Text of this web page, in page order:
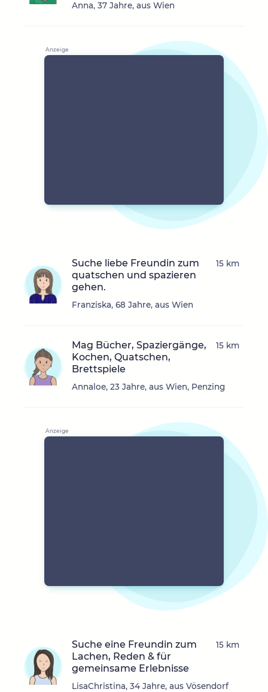
Anna, 37 Jahre, aus Wien
Suche liebe Freundin zum
quatschen und spazieren
gehen.
Franziska, 68 Jahre, aus Wien
15 km
Mag Bücher, Spaziergänge,
Kochen, Quatschen,
Brettspiele
Annaloe, 23 Jahre, aus Wien, Penzing
15 km
Suche eine Freundin zum
Lachen, Reden & für
gemeinsame Erlebnisse
LisaChristina, 34 Jahre, aus Vösendorf
15 km